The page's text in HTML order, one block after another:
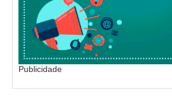
Publicidade